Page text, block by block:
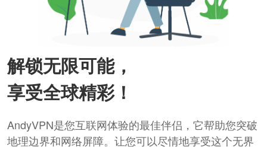
解锁无限可能，
享受全球精彩！
AndyVPN是您互联网体验的最佳伴侣，它帮助您突破
地理边界和网络屏障。让您可以尽情地享受这个无界